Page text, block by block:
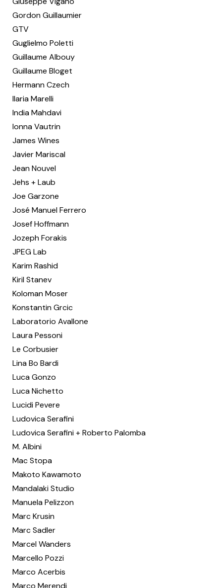
Gordon Guillaumier
GTV
Guglielmo Poletti
Guillaume Albouy
Guillaume Bloget
Hermann Czech
Ilaria Marelli
India Mahdavi
Ionna Vautrin
James Wines
Javier Mariscal
Jean Nouvel
Jehs + Laub
Joe Garzone
José Manuel Ferrero
Josef Hoffmann
Jozeph Forakis
JPEG Lab
Karim Rashid
Kiril Stanev
Koloman Moser
Konstantin Grcic
Laboratorio Avallone
Laura Pessoni
Le Corbusier
Lina Bo Bardi
Luca Gonzo
Luca Nichetto
Lucidi Pevere
Ludovica Serafini
Ludovica Serafini + Roberto Palomba
M. Albini
Mac Stopa
Makoto Kawamoto
Mandalaki Studio
Manuela Pelizzon
Marc Krusin
Marc Sadler
Marcel Wanders
Marcello Pozzi
Marco Acerbis
Marco Merendi